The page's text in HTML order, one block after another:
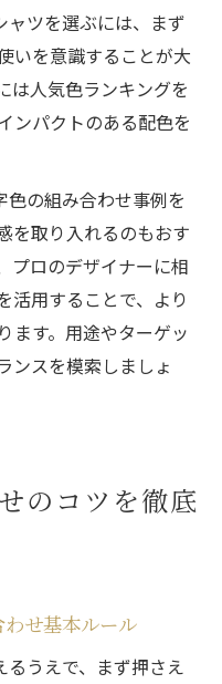
ツを選ぶには、まず
いを意識することが大
は人気色ランキングを
ンパクトのある配色を
の組み合わせ事例を
を取り入れるのもおす
プロのデザイナーに相
活用することで、より
ます。用途やターゲッ
ンスを模索しましょ
のコツを徹底
せ基本ルール
うえで、まず押さえ